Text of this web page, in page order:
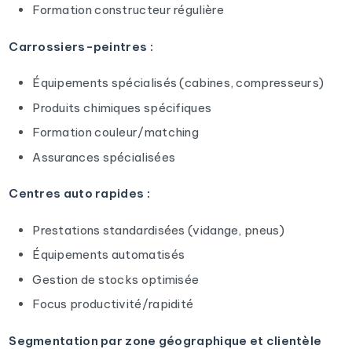
Formation constructeur régulière
Carrossiers-peintres :
Équipements spécialisés (cabines, compresseurs)
Produits chimiques spécifiques
Formation couleur/matching
Assurances spécialisées
Centres auto rapides :
Prestations standardisées (vidange, pneus)
Équipements automatisés
Gestion de stocks optimisée
Focus productivité/rapidité
Segmentation par zone géographique et clientèle